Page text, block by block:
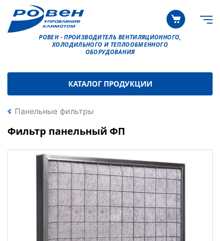
РОВЕН - ПРОИЗВОДИТЕЛЬ ВЕНТИЛЯЦИОННОГО,
ХОЛОДИЛЬНОГО И ТЕПЛООБМЕННОГО
ОБОРУДОВАНИЯ
КАТАЛОГ ПРОДУКЦИИ
Панельные фильтры
Фильтр панельный ФП